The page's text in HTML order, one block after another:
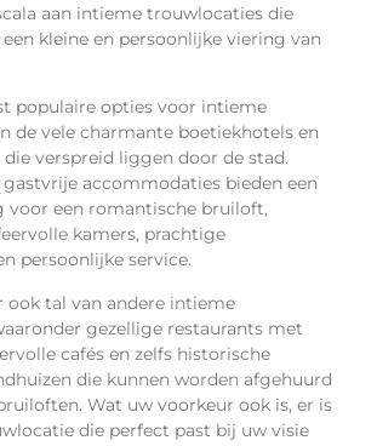
aan intieme trouwlocaties die
kleine en persoonlijke viering van
populaire opties voor intieme
de vele charmante boetiekhotels en
die verspreid liggen door de stad.
accommodaties bieden een
voor een romantische bruiloft,
kamers, prachtige
persoonlijke service.
ook tal van andere intieme
gezellige restaurants met
cafés en zelfs historische
die kunnen worden afgehuurd
Wat uw voorkeur ook is, er is
die perfect past bij uw visie